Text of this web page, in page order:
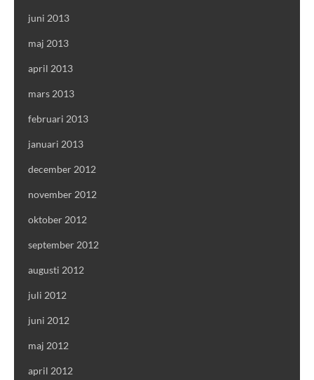
juni 2013
maj 2013
april 2013
mars 2013
februari 2013
januari 2013
december 2012
november 2012
oktober 2012
september 2012
augusti 2012
juli 2012
juni 2012
maj 2012
april 2012